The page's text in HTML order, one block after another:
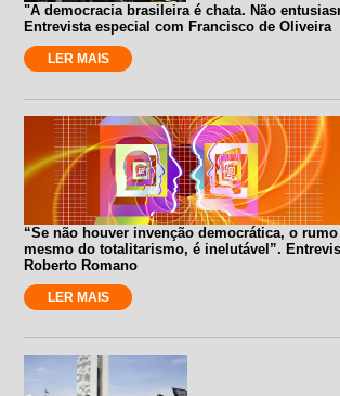
"A democracia brasileira é chata. Não
Entrevista especial com Francisco de Oliveira
LER MAIS
“Se não houver invenção democrática, o
mesmo do totalitarismo, é inelutável”.
Roberto Romano
LER MAIS